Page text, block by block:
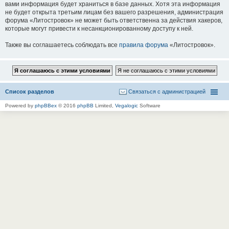
вами информация будет храниться в базе данных. Хотя эта информация
не будет открыта третьим лицам без вашего разрешения, администрация
форума «Литостровок» не может быть ответственна за действия хакеров,
которые могут привести к несанкционированному доступу к ней.
Также вы соглашаетесь соблюдать все правила форума «Литостровок».
Список разделов Связаться с администрацией
Powered by phpBBex © 2016 phpBB Limited, Vegalogic Software